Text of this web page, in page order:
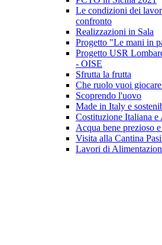
Le condizioni dei
confronto
Realizzazioni in Sala
Progetto "Le mani in
Progetto USR
- OISE
Sfrutta la frutta
Che ruolo vuoi
Scoprendo l'uovo
Made in Italy e
Costituzione Italiana
Acqua bene prezioso
Visita alla Cantina
Lavori di